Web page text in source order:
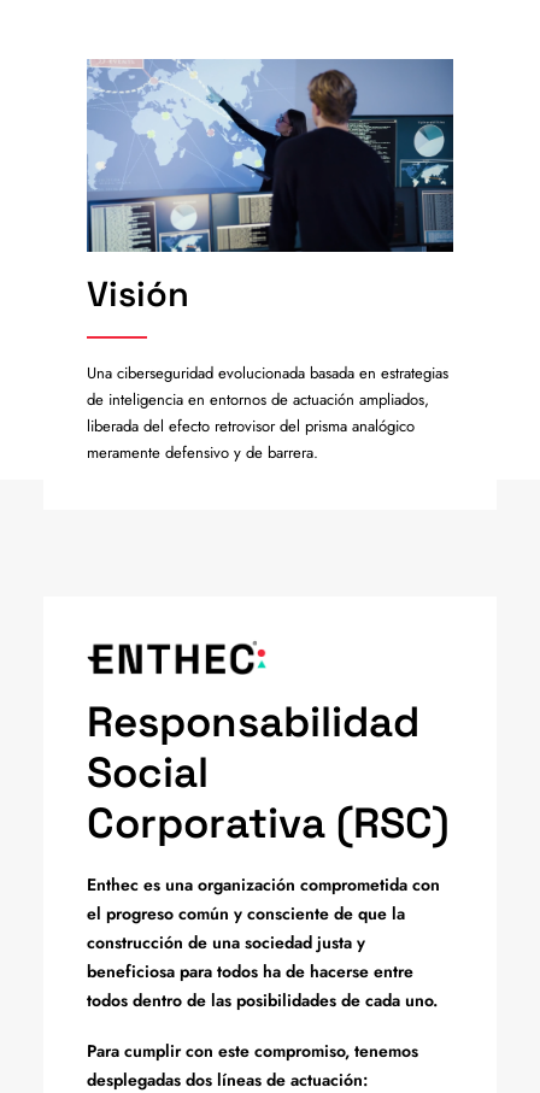
Visión
Una ciberseguridad evolucionada basada en estrategias
de inteligencia en entornos de actuación ampliados,
liberada del efecto retrovisor del prisma analógico
meramente defensivo y de barrera.
Responsabilidad
Social
Corporativa (RSC)
Enthec es una organización comprometida con
el progreso común y consciente de que la
construcción de una sociedad justa y
beneficiosa para todos ha de hacerse entre
todos dentro de las posibilidades de cada uno.
Para cumplir con este compromiso, tenemos
desplegadas dos líneas de actuación: